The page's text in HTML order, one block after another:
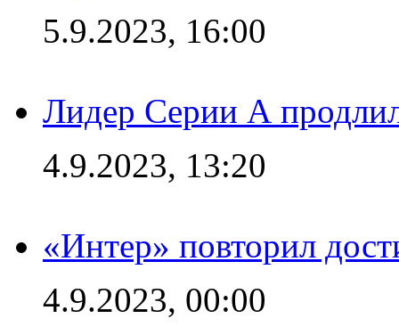
5.9.2023, 16:00
Лидер Серии А
4.9.2023, 13:20
«Интер» повторил
4.9.2023, 00:00